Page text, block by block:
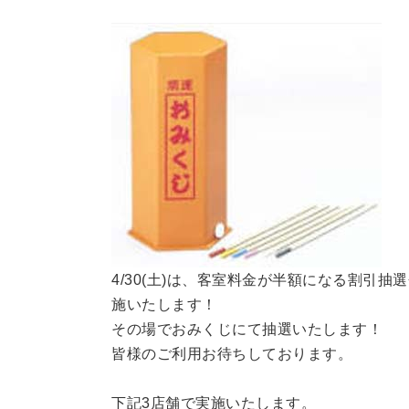
4/30(土)は、客室料金が半額になる割引抽
施いたします！
その場でおみくじにて抽選いたします！
皆様のご利用お待ちしております。
下記3店舗で実施いたします。